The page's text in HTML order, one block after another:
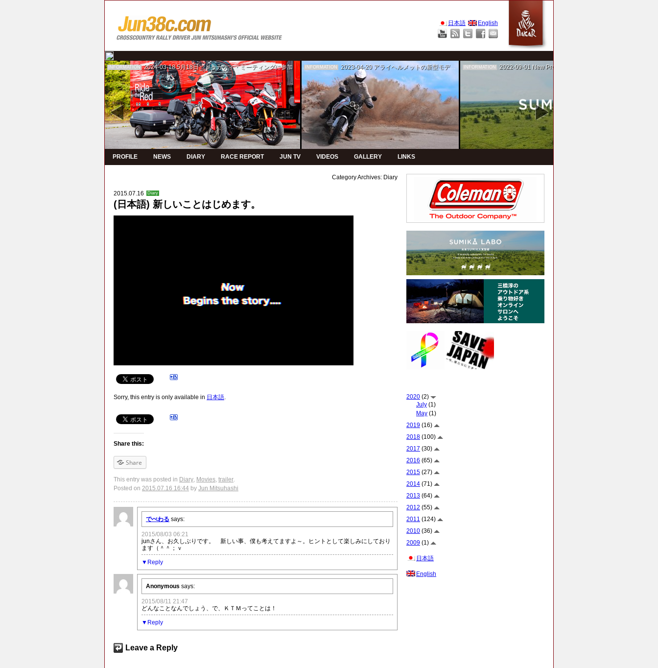
日本語 English
INFORMATION 2024-03-18 5月18日 ドゥカティ・ミーティングに参加 INFORMATION 2023-04-20 アライヘルメットの新型モデルPVの制作を担当 INFORMATION 2022-09-01 New Project！ 未来SUMIKA実験箱
PROFILE NEWS DIARY RACE REPORT JUN TV VIDEOS GALLERY LINKS
Category Archives: Diary
2015.07.16 Diary
(日本語) 新しいことはじめます。
Sorry, this entry is only available in 日本語.
Share this:
Share
This entry was posted in Diary, Movies, trailer.
Posted on 2015.07.16 16:44 by Jun Mitsuhashi
でべわる says:
2015/08/03 06:21
junさん、お久しぶりです。 新しい事、僕も考えてますよ～。ヒントとして楽しみにしており
ます（＾＾；ｖ
Reply
Anonymous says:
2015/08/11 21:47
どんなことなんでしょう、で、ＫＴＭってことは！
Reply
Leave a Reply
2020 (2)
July (1)
May (1)
2019 (16)
2018 (100)
2017 (30)
2016 (65)
2015 (27)
2014 (71)
2013 (64)
2012 (55)
2011 (124)
2010 (36)
2009 (1)
日本語
English